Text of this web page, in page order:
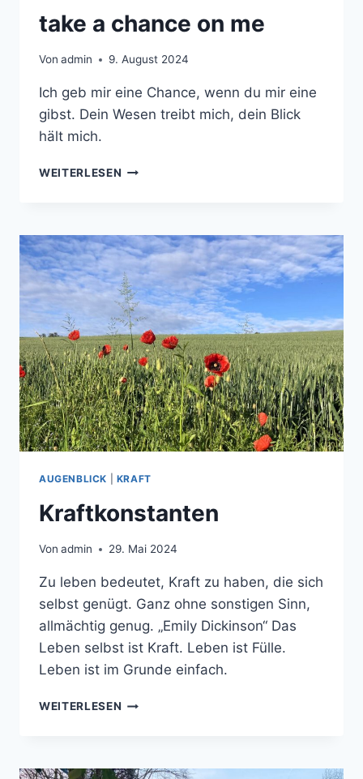
take a chance on me
Von admin 9. August 2024
Ich geb mir eine Chance, wenn du mir eine
gibst. Dein Wesen treibt mich, dein Blick
hält mich.
WEITERLESEN TAKE
ME
AUGENBLICK KRAFT
Kraftkonstanten
Von admin 29. Mai 2024
Zu leben bedeutet, Kraft zu haben, die sich
selbst genügt. Ganz ohne sonstigen Sinn,
allmächtig genug. „Emily Dickinson“ Das
Leben selbst ist Kraft. Leben ist Fülle.
Leben ist im Grunde einfach.
WEITERLESEN KRAFTKONSTANTEN